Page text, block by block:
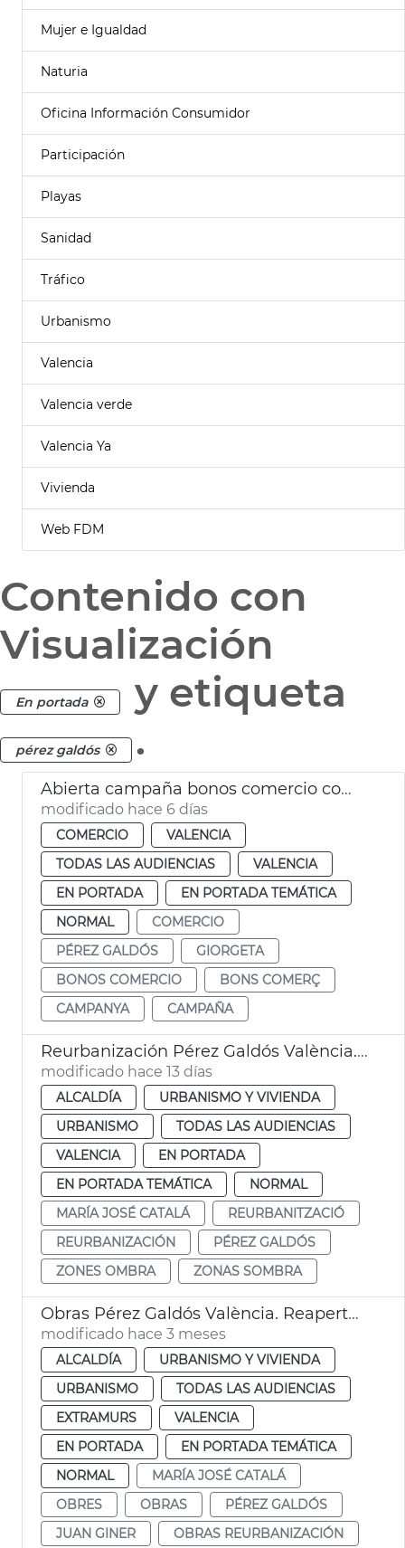
Mujer e Igualdad
Naturia
Oficina Información Consumidor
Participación
Playas
Sanidad
Tráfico
Urbanismo
Valencia
Valencia verde
Valencia Ya
Vivienda
Web FDM
Contenido con
Visualización
En portada y etiqueta
pérez galdós .
Abierta campaña bonos comercio compra Galdós Giorgeta
modificado hace 6 días
COMERCIO
VALENCIA
TODAS LAS AUDIENCIAS
VALENCIA
EN PORTADA
EN PORTADA TEMÁTICA
NORMAL
COMERCIO
PÉREZ GALDÓS
GIORGETA
BONOS COMERCIO
BONS COMERÇ
CAMPANYA
CAMPAÑA
Reurbanización Pérez Galdós València. Zonas sombra
modificado hace 13 días
ALCALDÍA
URBANISMO Y VIVIENDA
URBANISMO
TODAS LAS AUDIENCIAS
VALENCIA
EN PORTADA
EN PORTADA TEMÁTICA
NORMAL
MARÍA JOSÉ CATALÁ
REURBANITZACIÓ
REURBANIZACIÓN
PÉREZ GALDÓS
ZONES OMBRA
ZONAS SOMBRA
Obras Pérez Galdós València. Reapertura
modificado hace 3 meses
ALCALDÍA
URBANISMO Y VIVIENDA
URBANISMO
TODAS LAS AUDIENCIAS
EXTRAMURS
VALENCIA
EN PORTADA
EN PORTADA TEMÁTICA
NORMAL
MARÍA JOSÉ CATALÁ
OBRES
OBRAS
PÉREZ GALDÓS
JUAN GINER
OBRAS REURBANIZACIÓN